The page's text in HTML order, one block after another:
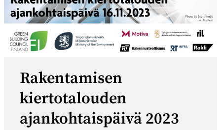
Rakentamisen
kiertotalouden
ajankohtaispäivä 2023